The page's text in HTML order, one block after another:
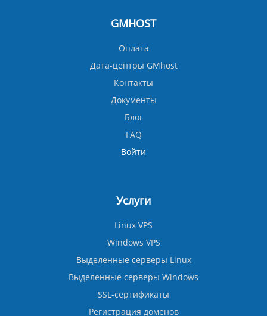
GMHOST
Оплата
Дата-центры GMhost
Контакты
Документы
Блог
FAQ
Войти
Услуги
Linux VPS
Windows VPS
Выделенные серверы Linux
Выделенные серверы Windows
SSL-сертификаты
Регистрация доменов